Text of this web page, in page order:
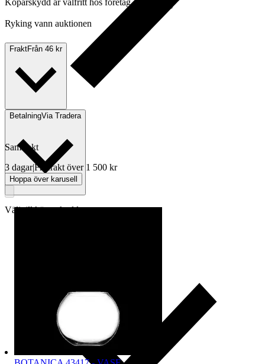
Köparskydd är valfritt hos företag.
Ryking vann auktionen
FraktFrån 46 kr
BetalningVia Tradera
Välj till köparskydd
Samfrakt
3 dagar|Fri frakt över 1 500 kr
Hoppa över karusell